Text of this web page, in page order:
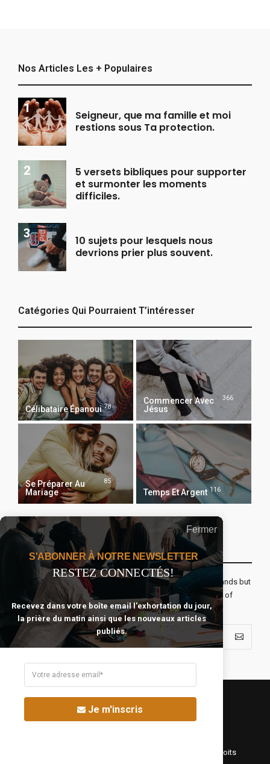
Nos Articles Les + Populaires
Seigneur, que ma famille et moi
restions sous Ta protection.
5 versets bibliques pour supporter
et surmonter les moments
difficiles.
10 sujets pour lesquels nous
devrions prier plus souvent.
Catégories Qui Pourraient T’intéresser
Célibataire Épanoui 78
Commencer Avec
Jésus
366
Se Préparer Au
Mariage
85
Temps Et Argent 116
Recevoir Notre Newsletter Chaque Matin
The real voyage of discovery consists not in seeking new lands but
seeing with new eyes. All journeys have secret destinations of
which the traveler is unaware.
©Fréquence Chrétienne Production 2016-2025. Tous droits
Fermer
S'ABONNER À NOTRE NEWSLETTER
RESTEZ CONNECTÉS!
Recevez dans votre boîte email l'exhortation du jour,
la prière du matin ainsi que les nouveaux articles
publiés.
Je m'inscris